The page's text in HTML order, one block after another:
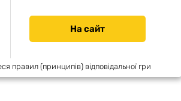
На сайт
правил (принципів) відповідальної гри